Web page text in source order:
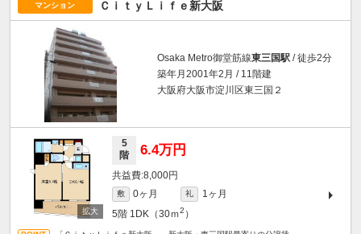
マンション ＣｉｔｙＬｉｆｅ新大阪
Osaka Metro御堂筋線東三国駅 / 徒歩2分
築年月2001年2月 / 11階建
大阪府大阪市淀川区東三国２
5
階
6.4万円
8,000円
敷 0ヶ月 礼
1ヶ月
5階 1DK（30ｍ2 ）